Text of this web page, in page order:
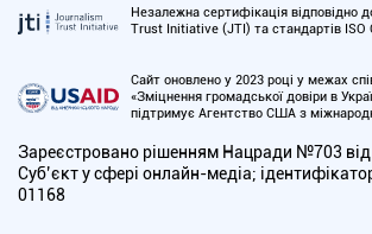
Незалежна сертифікація відповідно
Trust Initiative (JTI) та стандартів ISO
Сайт оновлено у 2023 році у межах
«Зміцнення громадської довіри в
підтримує Агентство США з
Зареєстровано рішенням Нацради №703
Cуб’єкт у сфері онлайн-медіа;
01168